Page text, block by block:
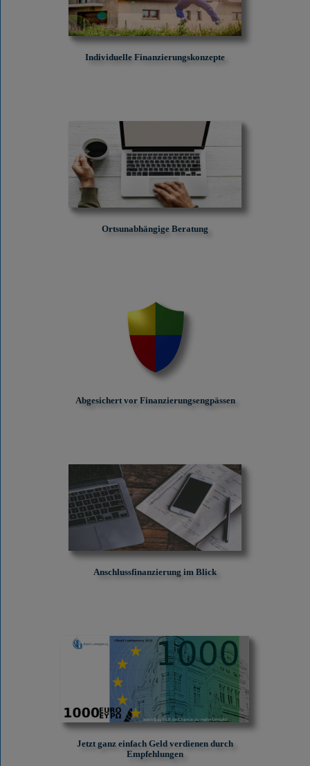
Individuelle Finanzierungskonzepte
Ortsunabhängige Beratung
Abgesichert vor Finanzierungs­engpässen
Anschlussfinanzierung im Blick
Jetzt ganz einfach Geld verdienen durch
Empfehlungen